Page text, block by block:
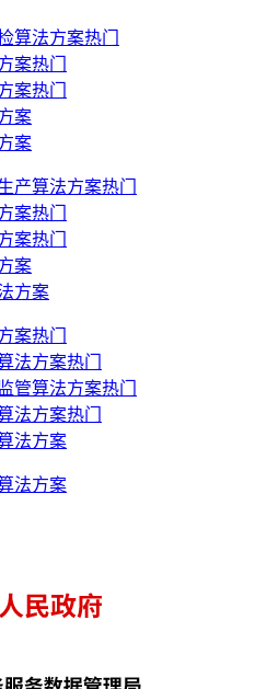
算法方案热门
案热门
案热门
案
案
产算法方案热门
案热门
案热门
案
方案
案热门
法方案热门
管算法方案热门
法方案热门
法方案
法方案